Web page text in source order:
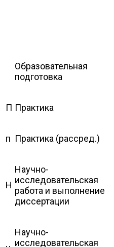
Образовательная
подготовка
П Практика
п Практика (рассред.)
Н
Научно-
исследовательская
работа и выполнение
диссертации
Научно-
исследовательская